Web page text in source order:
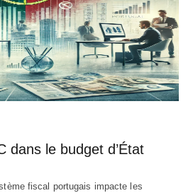
dans le budget d’État
fiscal portugais impacte les